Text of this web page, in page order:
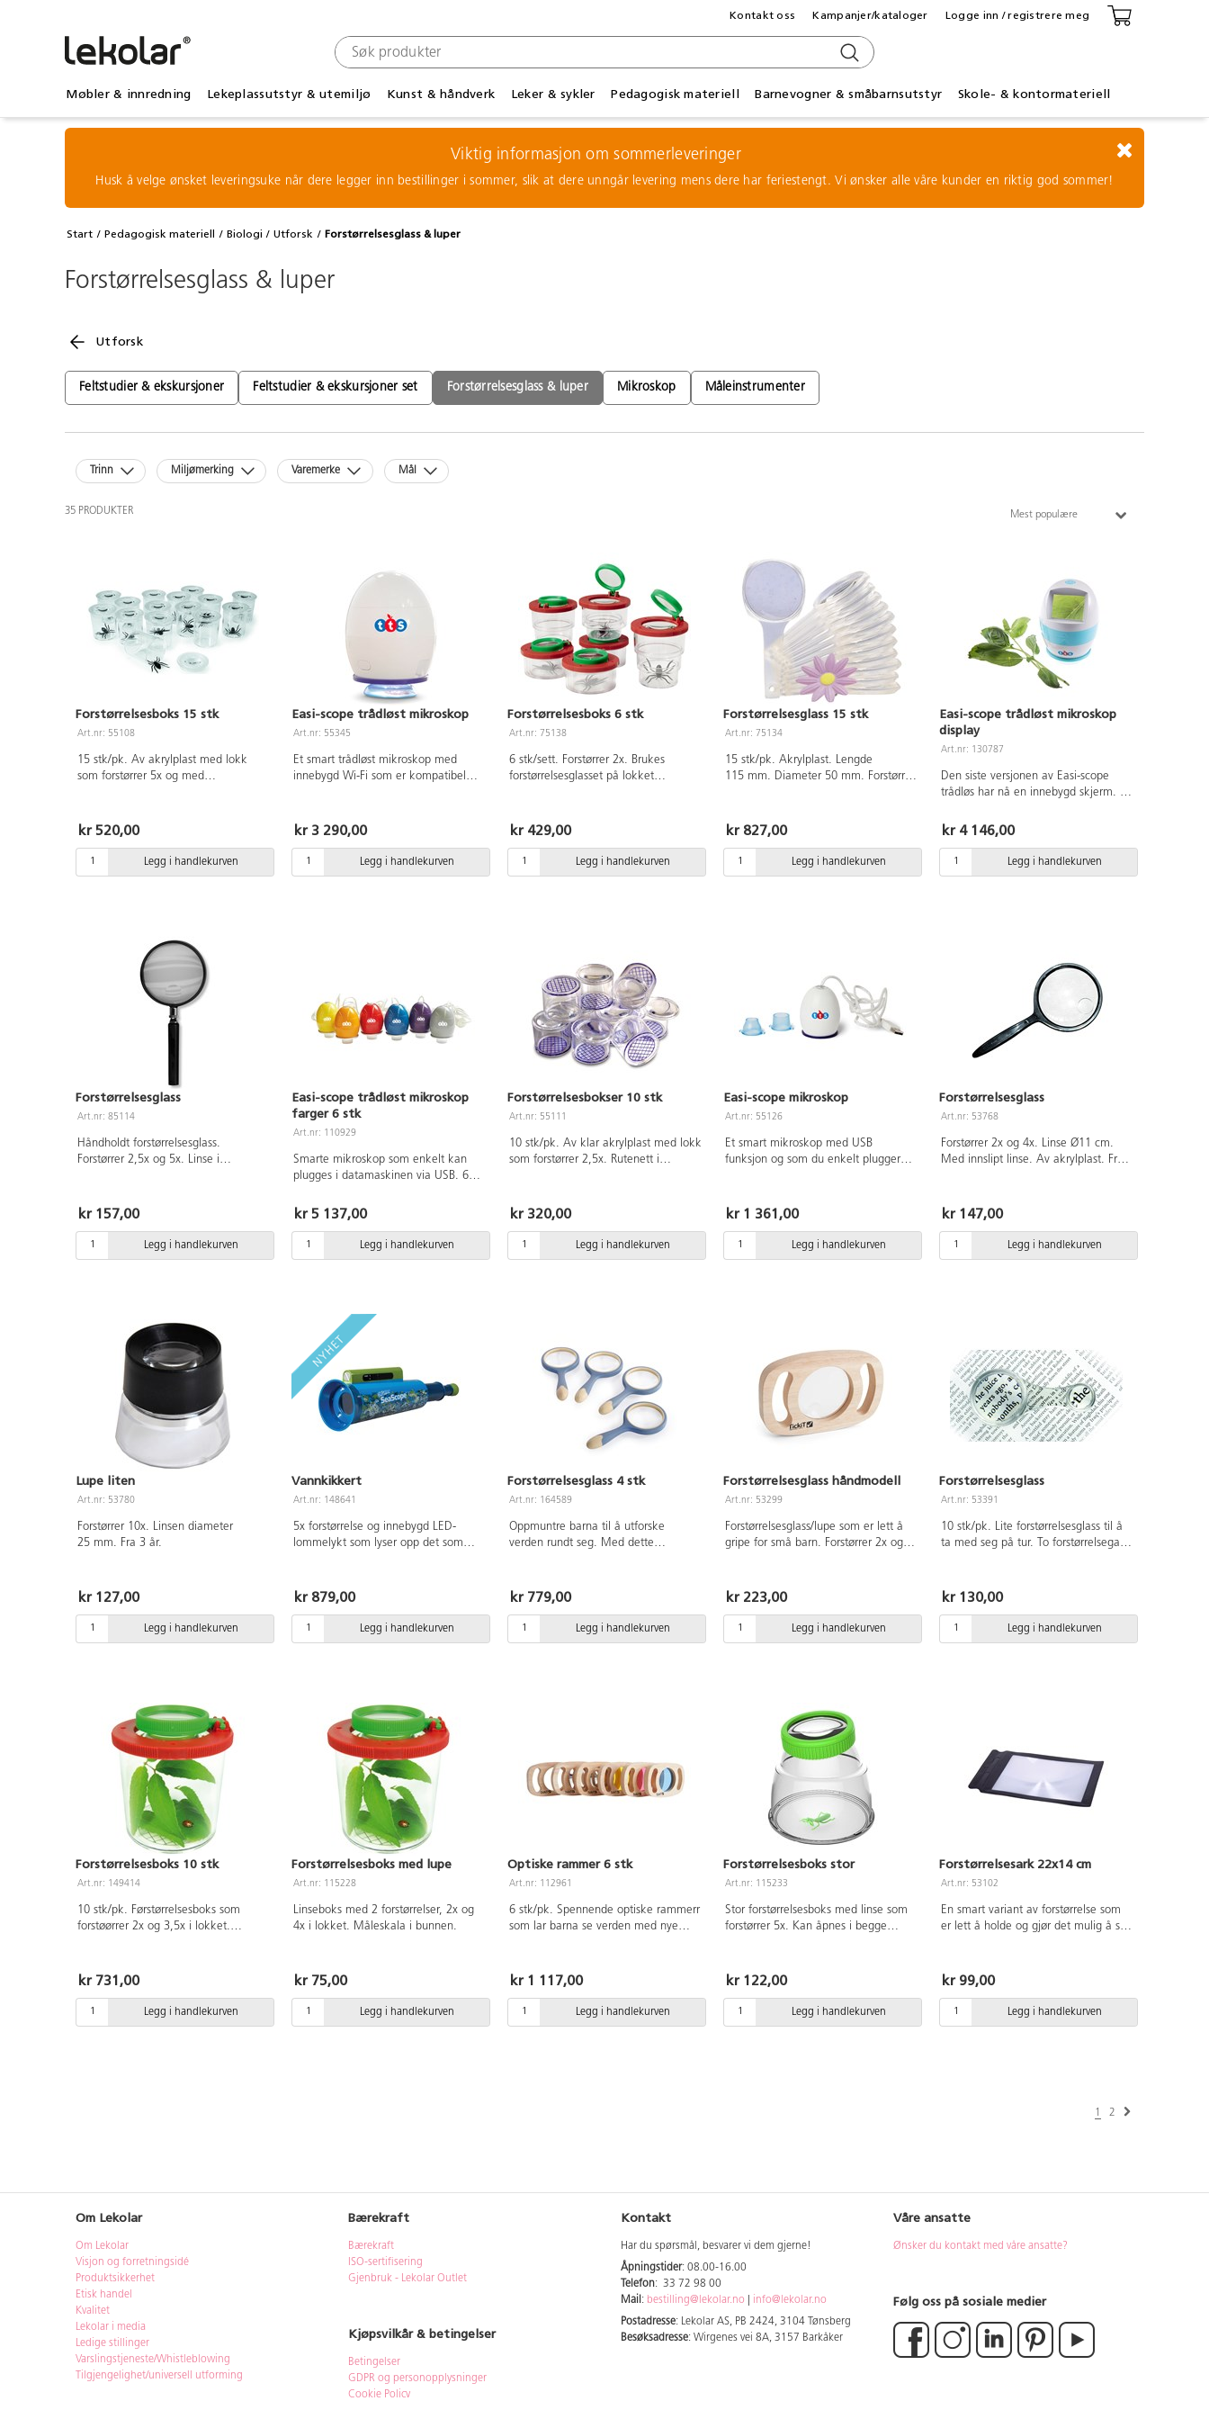
Møbler & innredning Lekeplassutstyr & utemiljø Kunst & håndverk Leker & sykler Pedagogisk materiell Barnevogner & småbarnsutstyr Skole- & kontormateriell
Kontakt oss Kampanjer/kataloger Logge inn / registrere meg
Viktig informasjon om sommerleveringer
Husk å velge ønsket leveringsuke når dere legger inn bestillinger i sommer, slik at dere unngår levering mens dere har feriestengt. Vi ønsker alle våre kunder en riktig god sommer!
Start Pedagogisk materiell Biologi Utforsk Forstørrelsesglass & luper
Forstørrelsesglass & luper
Utforsk
Feltstudier & ekskursjoner Feltstudier & ekskursjoner set Forstørrelsesglass & luper Mikroskop Måleinstrumenter
Trinn Miljømerking Varemerke Mål
35 PRODUKTER Mest populære
Forstørrelsesboks 15 stk
Art.nr: 55108
15 stk/pk. Av akrylplast med lokk
som forstørrer 5x og med
diameter. Fra 3 år.
kr 520,00
Legg i handlekurven
Easi-scope trådløst mikroskop
Art.nr: 55345
Et smart trådløst mikroskop med
innebygd Wi-Fi som er kompatibel
noe som gir stor fleksibilitet både i
klasserommet og ute i naturen.
Wireless Easi–Scope gir en fantastisk
skarphet. Enkelt og smidig å bruke,
måler 11x7x14 cm. Fra 3 år.
kr 3 290,00
Legg i handlekurven
Forstørrelsesboks 6 stk
Art.nr: 75138
6 stk/sett. Forstørrer 2x. Brukes
forstørrelsesglasset på lokket
Av akrylplast, grønne og røde deler
av ABS-plast. Fra 3 år.
kr 429,00
Legg i handlekurven
Forstørrelsesglass 15 stk
Art.nr: 75134
15 stk/pk. Akrylplast. Lengde
115 mm. Diameter 50 mm. Forstørrer
kr 827,00
Legg i handlekurven
Easi-scope trådløst mikroskop
display
Art.nr: 130787
Den siste versjonen av Easi-scope
trådløs har nå en innebygd skjerm. På
forstørrelsen direkte uten å koble til
noen enhet. Perfekt for å undersøke
forskjeller i forskjellige materialer, se
nærmere på insekter, blader, hud osv.
Android, iOS og Windows. Lades via
kr 4 146,00
Legg i handlekurven
Forstørrelsesglass
Art.nr: 85114
Håndholdt forstørrelsesglass.
Forstørrer 2,5x og 5x. Linse i
kr 157,00
Legg i handlekurven
Easi-scope trådløst mikroskop
farger 6 stk
Art.nr: 110929
Smarte mikroskop som enkelt kan
plugges i datamaskinen via USB. 6
bruke, både en og en og i en gruppe
med barn. Perfekte for å undersøke
forskjellene i ulike materialer. Se
nærmere på insekter, løv, huden mm.
kr 5 137,00
Legg i handlekurven
Forstørrelsesbokser 10 stk
Art.nr: 55111
10 stk/pk. Av klar akrylplast med lokk
som forstørrer 2,5x. Rutenett i
kr 320,00
Legg i handlekurven
Easi-scope mikroskop
Art.nr: 55126
Et smart mikroskop med USB
funksjon og som du enkelt plugger
å undersøke forskjeller i ulike
materialer. Se nærmere på insekter,
løv, huden mm. Forstørrer opp til 43x.
Kan også ta bilde av det du
kr 1 361,00
Legg i handlekurven
Forstørrelsesglass
Art.nr: 53768
Forstørrer 2x og 4x. Linse Ø11 cm.
Med innslipt linse. Av akrylplast. Fra 3
kr 147,00
Legg i handlekurven
Lupe liten
Art.nr: 53780
Forstørrer 10x. Linsen diameter
25 mm. Fra 3 år.
kr 127,00
Legg i handlekurven
Vannkikkert
Art.nr: 148641
5x forstørrelse og innebygd LED-
lommelykt som lyser opp det som
56 cm. Krever 3 AAA-batterier (ikke
inkludert). Materialer: ABS, PMMA,
Fra 8 år.
kr 879,00
Legg i handlekurven
Forstørrelsesglass 4 stk
Art.nr: 164589
Oppmuntre barna til å utforske
verden rundt seg. Med dette
på oppdagelsesferd både inne og ute.
Glasslinsen er ripebestandig og
forstørrer 5 ganger. Mål: 18x8x3 cm.
Fra 3 år.
kr 779,00
Legg i handlekurven
Forstørrelsesglass håndmodell
Art.nr: 53299
Forstørrelsesglass/lupe som er lett å
gripe for små barn. Forstørrer 2x og
kr 223,00
Legg i handlekurven
Forstørrelsesglass
Art.nr: 53391
10 stk/pk. Lite forstørrelsesglass til å
ta med seg på tur. To forstørrelsegass
akrylplast.
kr 130,00
Legg i handlekurven
Forstørrelsesboks 10 stk
Art.nr: 149414
10 stk/pk. Førstørrelsesboks som
forstøørrer 2x og 3,5x i lokket.
kr 731,00
Legg i handlekurven
Forstørrelsesboks med lupe
Art.nr: 115228
Linseboks med 2 forstørrelser, 2x og
4x i lokket. Måleskala i bunnen.
kr 75,00
Legg i handlekurven
Optiske rammer 6 stk
Art.nr: 112961
6 stk/pk. Spennende optiske rammerr
som lar barna se verden med nye
refleksjoner av verden rundt seg.
Kasn stables for fargeblanding og
brukes på lysbord. Ulike rammer med
fargefilter i rødt, blått og gult, et
kr 1 117,00
Legg i handlekurven
Forstørrelsesboks stor
Art.nr: 115233
Stor forstørrelsesboks med linse som
forstørrer 5x. Kan åpnes i begge
kr 122,00
Legg i handlekurven
Forstørrelsesark 22x14 cm
Art.nr: 53102
En smart variant av forstørrelse som
er lett å holde og gjør det mulig å se
Av bøybar akryl og PET.
kr 99,00
Legg i handlekurven
1 2
Om Lekolar
Om Lekolar
Visjon og forretningsidé
Produktsikkerhet
Etisk handel
Kvalitet
Lekolar i media
Ledige stillinger
Varslingstjeneste/Whistleblowing
Tilgjengelighet/universell utforming
Bærekraft
Bærekraft
ISO-sertifisering
Gjenbruk - Lekolar Outlet
Kjøpsvilkår & betingelser
Betingelser
GDPR og personopplysninger
Cookie Policy
Kontakt
Har du spørsmål, besvarer vi dem gjerne!
Åpningstider: 08.00-16.00
Telefon: 33 72 98 00
Mail : bestilling@lekolar.no
info@lekolar.no
Postadresse: Lekolar AS, PB 2424, 3104 Tønsberg
Besøksadresse: Wirgenes vei 8A, 3157 Barkåker
Våre ansatte
Ønsker du kontakt med våre ansatte?
Følg oss på sosiale medier